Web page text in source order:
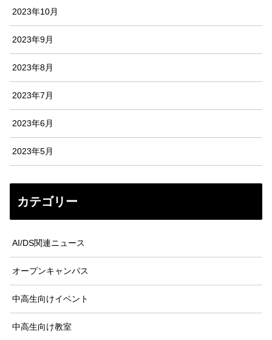
2023年10月
2023年9月
2023年8月
2023年7月
2023年6月
2023年5月
カテゴリー
AI/DS関連ニュース
オープンキャンパス
中高生向けイベント
中高生向け教室